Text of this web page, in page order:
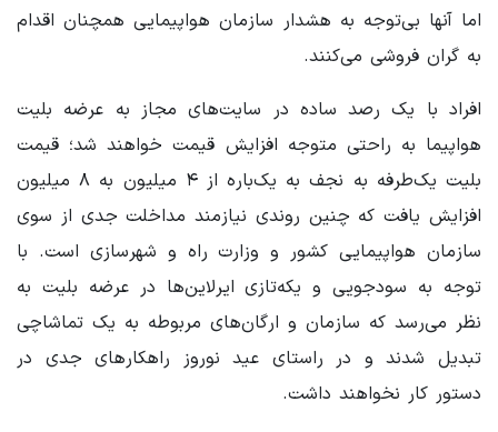
اما آنها بی‌توجه به هشدار سازمان هواپیمایی همچنان اقدام
به گران فروشی می‌کنند.
افراد با یک رصد ساده در سایت‌های مجاز به عرضه بلیت
هواپیما به راحتی متوجه افزایش قیمت خواهند شد؛ قیمت
بلیت یک‌طرفه به نجف به یک‌باره از ۴ میلیون به ۸ میلیون
افزایش یافت که چنین روندی نیازمند مداخلت جدی از سوی
سازمان هواپیمایی کشور و وزارت راه و شهرسازی است. با
توجه به سودجویی و یکه‌تازی ایرلاین‌ها در عرضه بلیت به
نظر می‌رسد که سازمان و ارگان‌های مربوطه به یک تماشاچی
تبدیل شدند و در راستای عید نوروز راهکارهای جدی در
دستور کار نخواهند داشت.